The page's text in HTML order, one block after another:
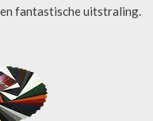
fantastische uitstraling.